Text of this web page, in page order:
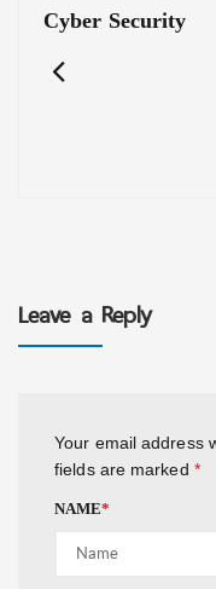
Cyber Security
Leave a Reply
Your email address
fields are marked *
NAME*